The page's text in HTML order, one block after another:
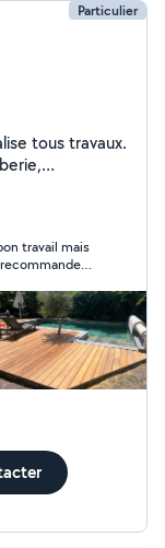
Particulier
tous travaux.
m'envoyez une
de ma
est trop
je ne peux
travail mais